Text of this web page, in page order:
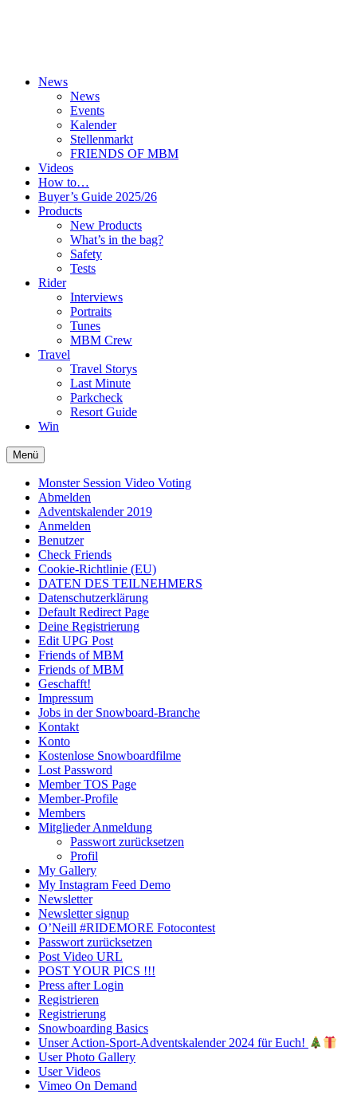
News
News
Events
Kalender
Stellenmarkt
FRIENDS OF MBM
Videos
How to…
Buyer’s Guide 2025/26
Products
New Products
What’s in the bag?
Safety
Tests
Rider
Interviews
Portraits
Tunes
MBM Crew
Travel
Travel Storys
Last Minute
Parkcheck
Resort Guide
Win
Menü
Monster Session Video Voting
Abmelden
Adventskalender 2019
Anmelden
Benutzer
Check Friends
Cookie-Richtlinie (EU)
DATEN DES TEILNEHMERS
Datenschutzerklärung
Default Redirect Page
Deine Registrierung
Edit UPG Post
Friends of MBM
Friends of MBM
Geschafft!
Impressum
Jobs in der Snowboard-Branche
Kontakt
Konto
Kostenlose Snowboardfilme
Lost Password
Member TOS Page
Member-Profile
Members
Mitglieder Anmeldung
Passwort zurücksetzen
Profil
My Gallery
My Instagram Feed Demo
Newsletter
Newsletter signup
O’Neill #RIDEMORE Fotocontest
Passwort zurücksetzen
Post Video URL
POST YOUR PICS !!!
Press after Login
Registrieren
Registrierung
Snowboarding Basics
Unser Action-Sport-Adventskalender 2024 für Euch!
User Photo Gallery
User Videos
Vimeo On Demand